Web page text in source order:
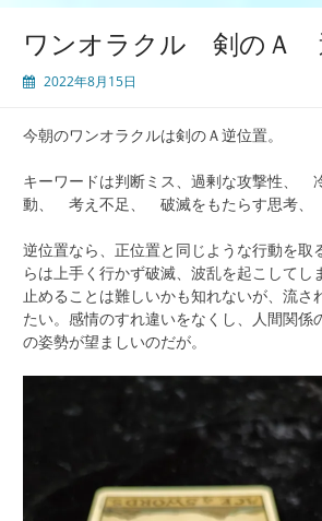
ワンオラクル 剣のＡ
2022年8月15日
今朝のワンオラクルは剣のＡ逆位置。
キーワードは判断ミス、過剰な攻撃性、
動、 考え不足、 破滅をもたらす思考、
逆位置なら、正位置と同じような行動を取
らは上手く行かず破滅、波乱を起こしてし
止めることは難しいかも知れないが、流さ
たい。感情のすれ違いをなくし、人間関係
の姿勢が望ましいのだが。